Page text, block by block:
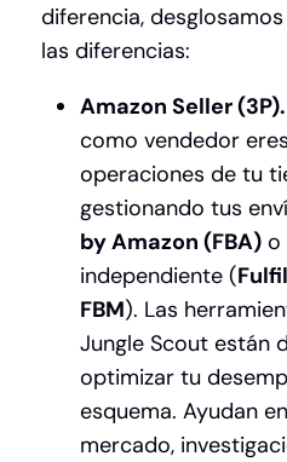
diferencia,
las diferencias:
Amazon Seller (3P).
como vendedor
operaciones de tu
gestionando tus
by Amazon (FBA) o
independiente (
FBM). Las
Jungle Scout están
optimizar tu
esquema. Ayudan
mercado,